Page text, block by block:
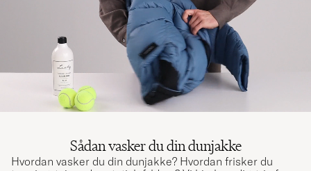
Sådan vasker du din dunjakke
Hvordan vasker du din dunjakke? Hvordan frisker du